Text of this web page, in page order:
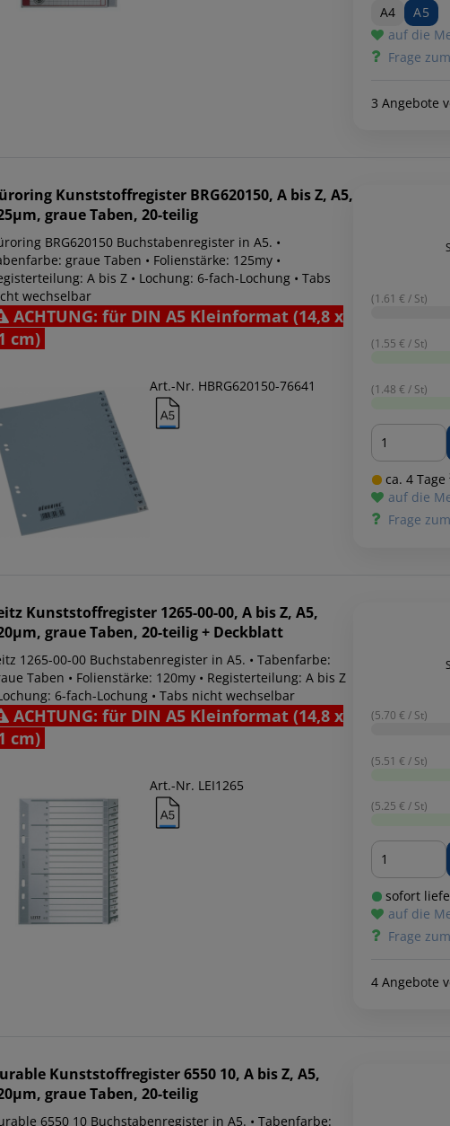
A4
A5
auf die
Frage
3 Angebote
Kunststoffregister BRG620150, A bis Z, A5,
graue Taben, 20-teilig
BRG620150 Buchstabenregister in A5. •
graue Taben • Folienstärke: 125my •
A bis Z • Lochung: 6-fach-Lochung • Tabs
wechselbar
ACHTUNG: für DIN A5 Kleinformat (14,8 x
cm)
Art.-Nr. HBRG620150-76641
(1.61 € / St)
(1.55 € / St)
(1.48 € / St)
Menge
ca. 4 Tage
auf die
Frage
Kunststoffregister 1265-00-00, A bis Z, A5,
graue Taben, 20-teilig + Deckblatt
1265-00-00 Buchstabenregister in A5. • Tabenfarbe:
Taben • Folienstärke: 120my • Registerteilung: A bis Z
6-fach-Lochung • Tabs nicht wechselbar
ACHTUNG: für DIN A5 Kleinformat (14,8 x
cm)
Art.-Nr. LEI1265
(5.70 € / St)
(5.51 € / St)
(5.25 € / St)
Menge
sofort
auf die
Frage
4 Angebote
Kunststoffregister 6550 10, A bis Z, A5,
graue Taben, 20-teilig
6550 10 Buchstabenregister in A5. • Tabenfarbe: